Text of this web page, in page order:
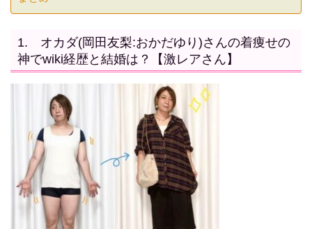
1. オカダ(岡田友梨:おかだゆり)さんの着痩せの
神でwiki経歴と結婚は？【激レアさん】